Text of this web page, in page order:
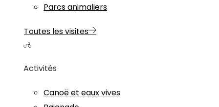
Parcs animaliers
Toutes les visites
Activités
Canoë et eaux vives